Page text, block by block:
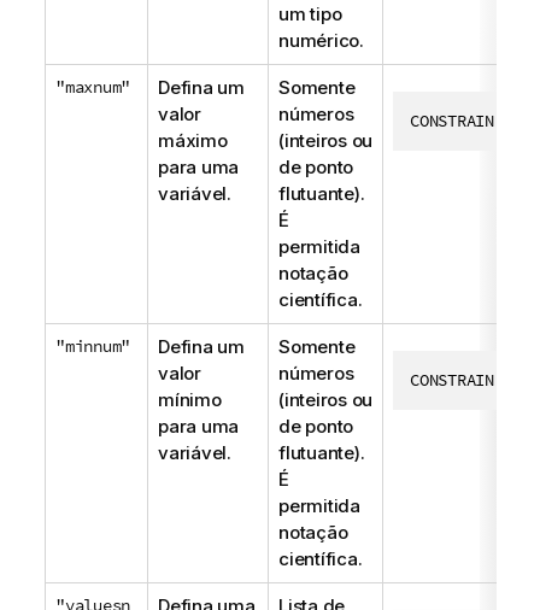
um tipo
numérico.
"maxnum"
Defina um
valor
máximo
para uma
variável.
Somente
números
(inteiros ou
de ponto
flutuante).
É
permitida
notação
científica.
CONSTRAIN
"minnum"
Defina um
valor
mínimo
para uma
variável.
Somente
números
(inteiros ou
de ponto
flutuante).
É
permitida
notação
científica.
CONSTRAIN
"valuesn